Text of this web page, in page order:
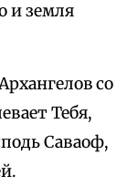
и земля
со
Тебя,
Саваоф,